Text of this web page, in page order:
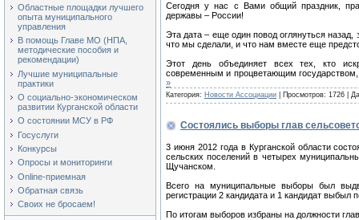
Областные площадки лучшего
опыта муниципального
управления
В помощь Главе МО (НПА,
методические пособия и
рекомендации)
Лучшие муниципальные
практики
О социально-экономическом
развитии Курганской области
О состоянии МСУ в РФ
Госуслуги
Конкурсы
Опросы и мониторинги
Online-приемная
Обратная связь
Своих не бросаем!
Сегодня у нас с Вами общий праздник,
державы – России!
Эта дата – еще один повод оглянуться
что мы сделали, и что нам вместе еще
Этот день объединяет всех тех, кто
современным и процветающим
»
Категория: Новости Ассоциации | Просмотров: 1726 |
Состоялись выборы глав
3 июня 2012 года в Курганской области
сельских поселений в четырех
Щучанском.
Всего на муниципальные выборы был
регистрации 2 кандидата и 1 кандидат выбыл
По итогам выборов избраны на должности